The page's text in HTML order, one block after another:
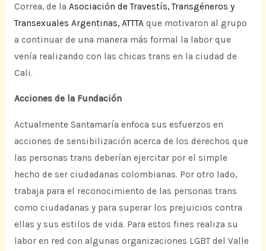
Correa, de la Asociación de Travestís, Transgéneros y
Transexuales Argentinas, ATTTAque motivaron al grupo
a continuar de una manera más formal la labor que
venía realizando con las chicas trans en la ciudad de
Cali.
Acciones de la Fundación
Actualmente Santamaría enfoca sus esfuerzos en
acciones de sensibilización acerca de los derechos que
las personas trans deberían ejercitar por el simple
hecho de ser ciudadanas colombianas. Por otro lado,
trabaja para el reconocimiento de las personas trans
como ciudadanas y para superar los prejuicios contra
ellas y sus estilos de vida. Para estos fines realiza su
labor en red con algunas organizaciones LGBT del Valle